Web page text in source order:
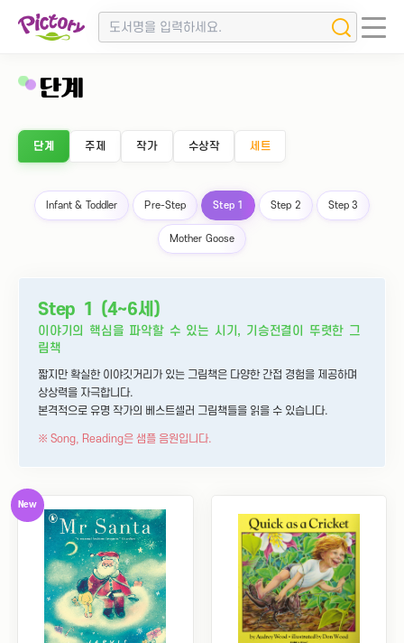
단계
단계 주제 작가 수상작 세트
Infant & Toddler Pre-Step Step 1 Step 2 Step 3
Mother Goose
Step 1 (4~6세)
이야기의 핵심을 파악할 수 있는 시기, 기승전결이 뚜렷한 그
림책
짧지만 확실한 이야깃거리가 있는 그림책은 다양한 간접 경험을 제공하며
상상력을 자극합니다.
본격적으로 유명 작가의 베스트셀러 그림책들을 읽을 수 있습니다.
※ Song, Reading은 샘플 음원입니다.
New